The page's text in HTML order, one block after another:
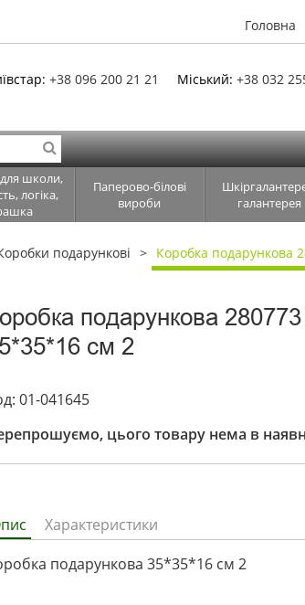
Головна
+38 096 200 21 21 Міський: +38 032
школи,
логіка,
Паперово-білові
вироби
галантерея
подарункові Коробка подарункова
подарункова 280773
см 2
01-041645
цього товару нема в
Характеристики
подарункова 35*35*16 см 2